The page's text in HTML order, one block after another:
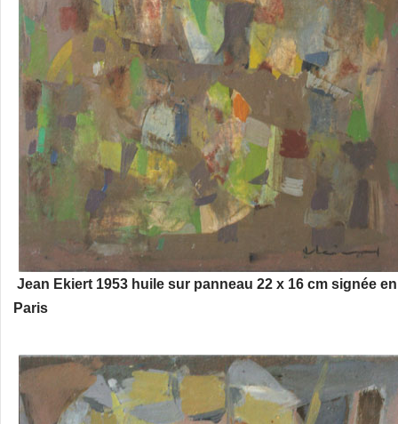
Jean Ekiert 1953 huile sur panneau 22 x 16 cm signée
Paris